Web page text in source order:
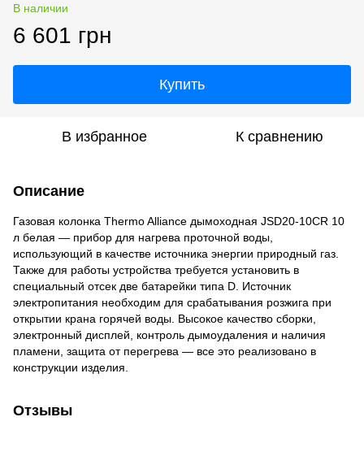
В наличии
6 601 грн
Купить
В избранное К сравнению
Описание
Газовая колонка Thermo Alliance дымоходная JSD20-10CR 10
л белая — прибор для нагрева проточной воды,
использующий в качестве источника энергии природный газ.
Также для работы устройства требуется установить в
специальный отсек две батарейки типа D. Источник
электропитания необходим для срабатывания розжига при
открытии крана горячей воды. Высокое качество сборки,
электронный дисплей, контроль дымоудаления и наличия
пламени, защита от перегрева — все это реализовано в
конструкции изделия.
Отзывы